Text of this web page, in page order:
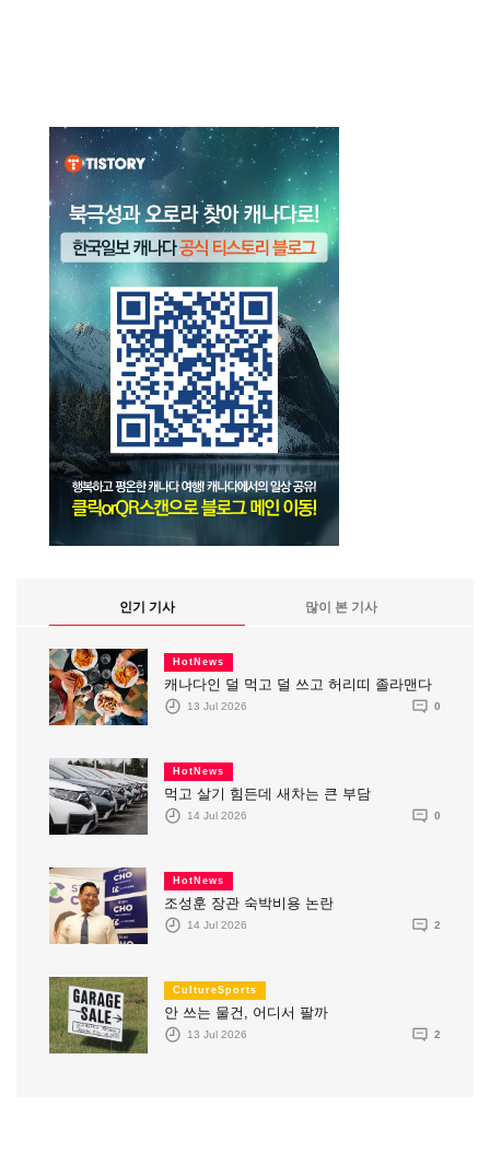
인기 기사 많이 본 기사
HotNews
캐나다인 덜 먹고 덜 쓰고 허리띠 졸라맨다
13 Jul 2026 0
HotNews
먹고 살기 힘든데 새차는 큰 부담
14 Jul 2026 0
HotNews
조성훈 장관 숙박비용 논란
14 Jul 2026 2
CultureSports
안 쓰는 물건, 어디서 팔까
13 Jul 2026 2